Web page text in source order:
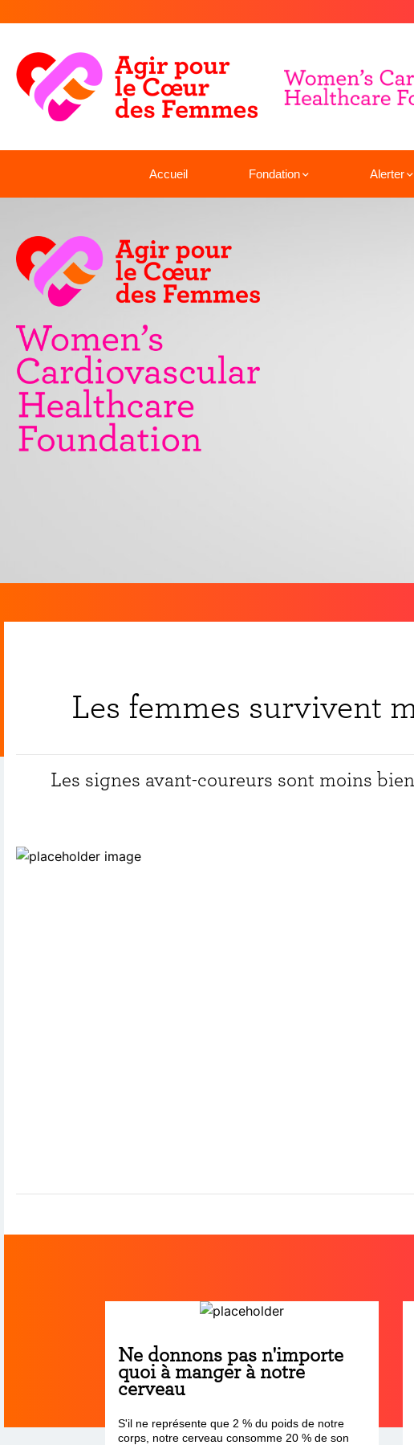
Accueil Fondation Alerter
Les femmes survivent
Les signes avant-coureurs sont moins
Ne donnons pas n'importe
quoi à manger à notre
cerveau
S'il ne représente que 2 % du poids de notre
corps, notre cerveau consomme 20 % de son